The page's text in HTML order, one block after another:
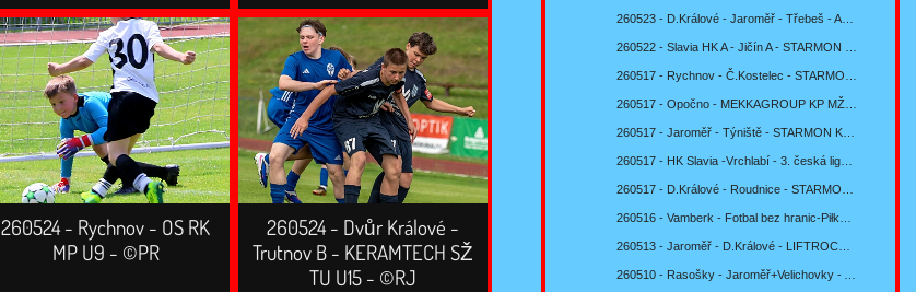
260524 - Rychnov - OS RK
MP U9 - ©PR
260524 - Dvůr Králové -
Trutnov B - KERAMTECH SŽ
TU U15 - ©RJ
260523 - D.Králové - Jaroměř - Třebeš - AM GNOL…
260517 - Jaroměř - Týniště - STARMON KP mužů -…
260517 - HK Slavia -Vrchlabí - 3. česká liga…
260513 - Jaroměř - D.Králové - LIFTROCK Cup…